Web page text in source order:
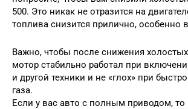
500. Это никак не отразится на
топлива снизится прилично, особенно
Важно, чтобы после снижения
мотор стабильно работал при
и другой техники и не «глох» при
газа.
Если у вас авто с полным приводом, то